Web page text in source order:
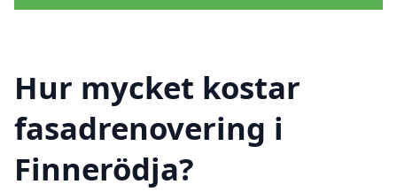
Hur mycket kostar
fasadrenovering i
Finnerödja?